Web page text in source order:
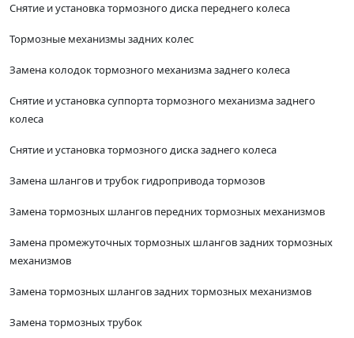
Снятие и установка тормозного диска переднего колеса
Тормозные механизмы задних колес
Замена колодок тормозного механизма заднего колеса
Снятие и установка суппорта тормозного механизма заднего
колеса
Снятие и установка тормозного диска заднего колеса
Замена шлангов и трубок гидропривода тормозов
Замена тормозных шлангов передних тормозных механизмов
Замена промежуточных тормозных шлангов задних тормозных
механизмов
Замена тормозных шлангов задних тормозных механизмов
Замена тормозных трубок